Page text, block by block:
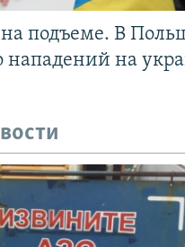
подъеме. В
нападений на